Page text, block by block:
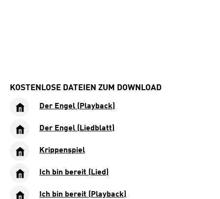
KOSTENLOSE DATEIEN ZUM DOWNLOAD
Der Engel (Playback)
Der Engel (Liedblatt)
Krippenspiel
Ich bin bereit (Lied)
Ich bin bereit (Playback)